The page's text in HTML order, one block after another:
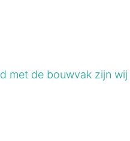
met de bouwvak zijn